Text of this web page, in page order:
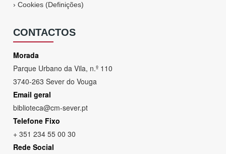
›Cookies (Definições)
CONTACTOS
Morada
Parque Urbano da Vila, n.º 110
3740-263 Sever do Vouga
Email geral
biblioteca@cm-sever.pt
Telefone Fixo
+ 351 234 55 00 30
Rede Social